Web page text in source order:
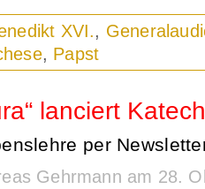
XVI.,
, Papst
lanciert
per
Gehrmann am 28.